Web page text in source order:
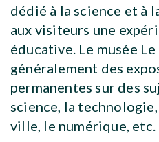
dédié à la science et à
aux visiteurs une
éducative. Le musée
généralement des
permanentes sur des
science, la
ville, le numérique, etc.